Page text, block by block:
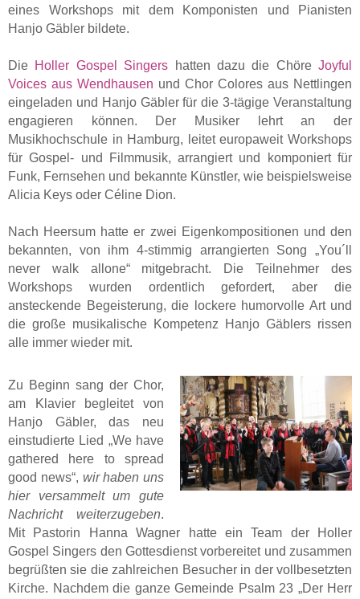
eines Workshops mit dem Komponisten und Pianisten
Hanjo Gäbler bildete.
Die Holler Gospel Singers hatten dazu die Chöre Joyful
Voices aus Wendhausen und Chor Colores aus Nettlingen
eingeladen und Hanjo Gäbler für die 3-tägige Veranstaltung
engagieren können. Der Musiker lehrt an der
Musikhochschule in Hamburg, leitet europaweit Workshops
für Gospel- und Filmmusik, arrangiert und komponiert für
Funk, Fernsehen und bekannte Künstler, wie beispielsweise
Alicia Keys oder Céline Dion.
Nach Heersum hatte er zwei Eigenkompositionen und den
bekannten, von ihm 4-stimmig arrangierten Song „You´ll
never walk allone“ mitgebracht. Die Teilnehmer des
Workshops wurden ordentlich gefordert, aber die
ansteckende Begeisterung, die lockere humorvolle Art und
die große musikalische Kompetenz Hanjo Gäblers rissen
alle immer wieder mit.
Zu Beginn sang der Chor,
am Klavier begleitet von
Hanjo Gäbler, das neu
einstudierte Lied „We have
gathered here to spread
good news“, wir haben uns
hier versammelt um gute
Nachricht weiterzugeben.
Mit Pastorin Hanna Wagner hatte ein Team der Holler
Gospel Singers den Gottesdienst vorbereitet und zusammen
begrüßten sie die zahlreichen Besucher in der vollbesetzten
Kirche. Nachdem die ganze Gemeinde Psalm 23 „Der Herr